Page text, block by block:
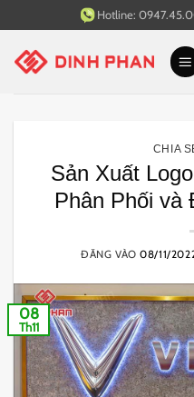
qua
nội
Hotline:
CHIA
Sản Xuất
Phân Phối và
ĐĂNG VÀO08/11/
08
Th11